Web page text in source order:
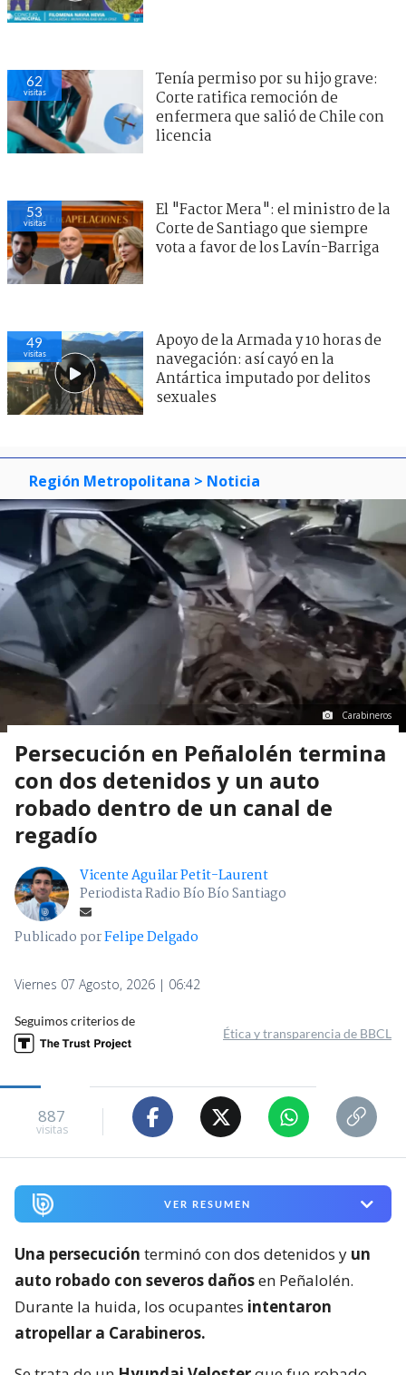
62
visitas
Tenía permiso por su hijo grave:
Corte ratifica remoción de
enfermera que salió de Chile con
licencia
53
visitas
El "Factor Mera": el ministro de la
Corte de Santiago que siempre
vota a favor de los Lavín-Barriga
49
visitas
Apoyo de la Armada y 10 horas de
navegación: así cayó en la
Antártica imputado por delitos
sexuales
Región Metropolitana > Noticia
Carabineros
Persecución en Peñalolén termina
con dos detenidos y un auto
robado dentro de un canal de
regadío
Vicente Aguilar Petit-Laurent
Periodista Radio Bío Bío Santiago
Publicado porFelipe Delgado
Viernes 07 Agosto, 2026 | 06:42
Seguimos criterios de
Ética y transparencia de BBCL
887
visitas
VER RESUMEN
Una persecución terminó con dos detenidos y un
auto robado con severos dañosen Peñalolén.
Durante la huida, los ocupantes intentaron
atropellar a Carabineros.